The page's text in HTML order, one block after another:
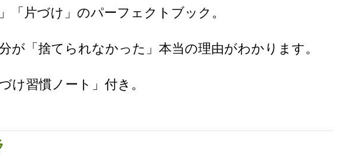
「片づけ」のパーフェクトブック。
が「捨てられなかった」本当の理由がわかります。
習慣ノート」付き。